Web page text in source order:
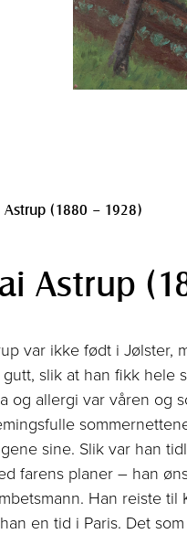
Astrup (1880 – 1928)
Astrup
var ikke født i Jølster,
slik at han fikk hele
og allergi var våren og
sine. Slik var han
farens planer – han
Han reiste
en tid i Paris. Det